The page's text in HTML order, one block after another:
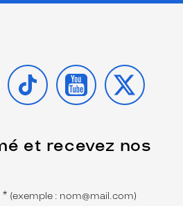
TIKTOK YOUTUBE
X
et recevez nos
* (exemple : nom@mail.com)